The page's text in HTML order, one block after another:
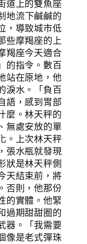
道上的雙魚座
地流下鹹鹹的
，導致城市低
些摩羯座的上
羯座今天適合
的指令。數百
站在原地，他
淚水。「負百
語，感到胃部
麼。林天秤的
無處安放的單
。上次林天秤
張水瓶就發現
狀是林天秤側
天結束前，將
否則，他那份
的實體。他緊
過期甜甜圈的
器。「我需要
像是老式彈珠